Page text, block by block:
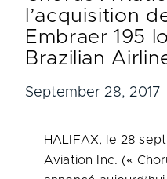
l’acquisition
Embraer 195
Brazilian
September 28, 2017
HALIFAX, le 28
Aviation Inc. («